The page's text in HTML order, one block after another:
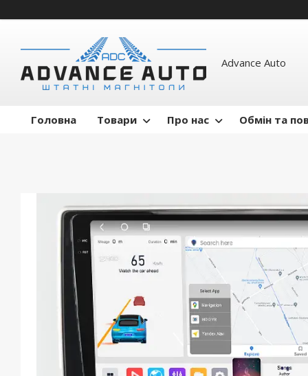
Advance Auto
Головна Товари Про нас Обмін та